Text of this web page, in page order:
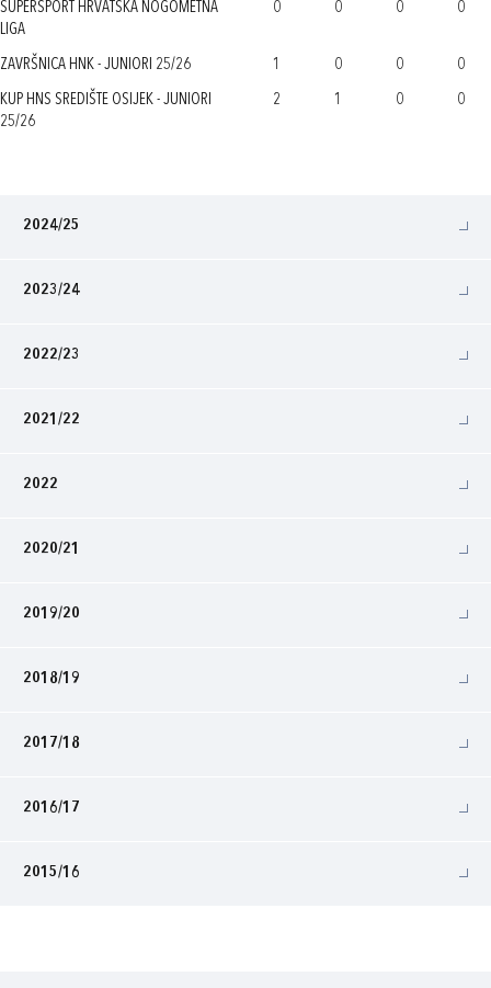
SUPERSPORT HRVATSKA NOGOMETNA
LIGA
0 0 0 0
ZAVRŠNICA HNK - JUNIORI 25/26 1 0 0 0
KUP HNS SREDIŠTE OSIJEK - JUNIORI
25/26
2 1 0 0
2024/25
2023/24
2022/23
2021/22
2022
2020/21
2019/20
2018/19
2017/18
2016/17
2015/16